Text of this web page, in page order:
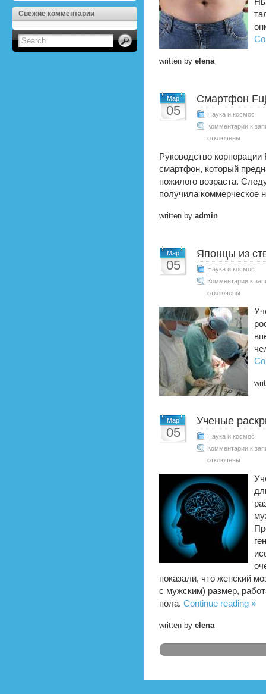
Свежие комментарии
written by elena
Мар
05
Смартфон
Наука и космос
Комментарии к
отключены
Руководство
смартфон, который
пожилого возраста.
получила коммерческое
written by admin
Мар
05
Японцы из
Наука и космос
Комментарии к
отключены
Мар
05
Ученые
Наука и космос
Комментарии к
отключены
показали, что женский
с мужским) размер,
пола. Continue reading »
written by elena